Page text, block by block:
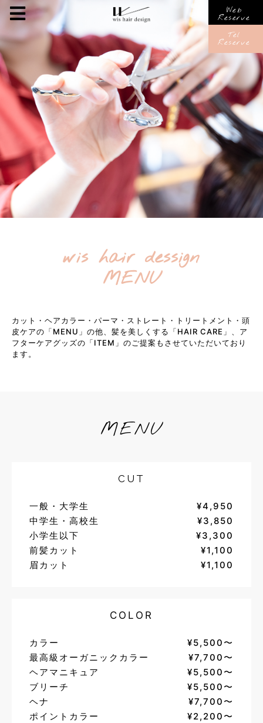
Web
Reserve
Tel
Reserve
wis hair dessign
MENU
カット・ヘアカラー・パーマ・ストレート・トリートメント・頭
皮ケアの「MENU」の他、髪を美しくする「HAIR CARE」、ア
フターケアグッズの「ITEM」のご提案もさせていただいており
ます。
MENU
CUT
一般・大学生
¥4,950
中学生・高校生
¥3,850
小学生以下
¥3,300
前髪カット
¥1,100
眉カット
¥1,100
COLOR
カラー
¥5,500〜
最高級オーガニックカラー
¥7,700〜
ヘアマニキュア
¥5,500〜
ブリーチ
¥5,500〜
ヘナ
¥7,700〜
ポイントカラー
¥2,200〜